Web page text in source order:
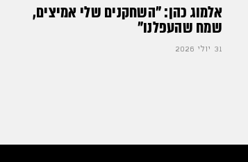
אלמוג כהן: "השחקנים שלי אמיצים,
שמח שהעפלנו"
31 יולי 2026